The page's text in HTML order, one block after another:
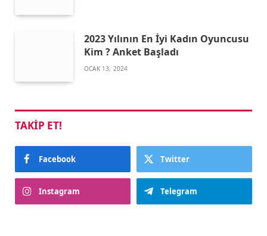
2023 Yılının En İyi Kadın Oyuncusu
Kim ? Anket Başladı
OCAK 13, 2024
TAKIP ET!
Facebook Twitter
Instagram Telegram